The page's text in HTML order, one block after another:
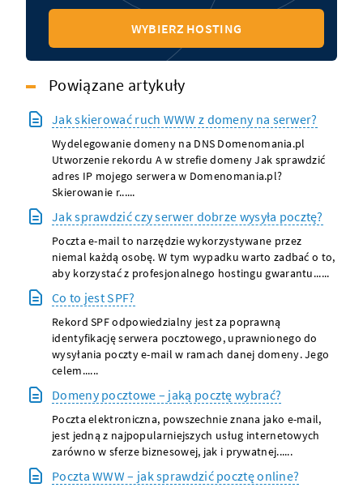
WYBIERZ HOSTING
Powiązane artykuły
Jak skierować ruch WWW z domeny na serwer?
Wydelegowanie domeny na DNS Domenomania.pl
Utworzenie rekordu A w strefie domeny Jak sprawdzić
adres IP mojego serwera w Domenomania.pl?
Skierowanie r......
Jak sprawdzić czy serwer dobrze wysyła pocztę?
Poczta e-mail to narzędzie wykorzystywane przez
niemal każdą osobę. W tym wypadku warto zadbać o to,
aby korzystać z profesjonalnego hostingu gwarantu......
Co to jest SPF?
Rekord SPF odpowiedzialny jest za poprawną
identyfikację serwera pocztowego, uprawnionego do
wysyłania poczty e-mail w ramach danej domeny. Jego
celem......
Domeny pocztowe – jaką pocztę wybrać?
Poczta elektroniczna, powszechnie znana jako e-mail,
jest jedną z najpopularniejszych usług internetowych
zarówno w sferze biznesowej, jak i prywatnej......
Poczta WWW – jak sprawdzić pocztę online?